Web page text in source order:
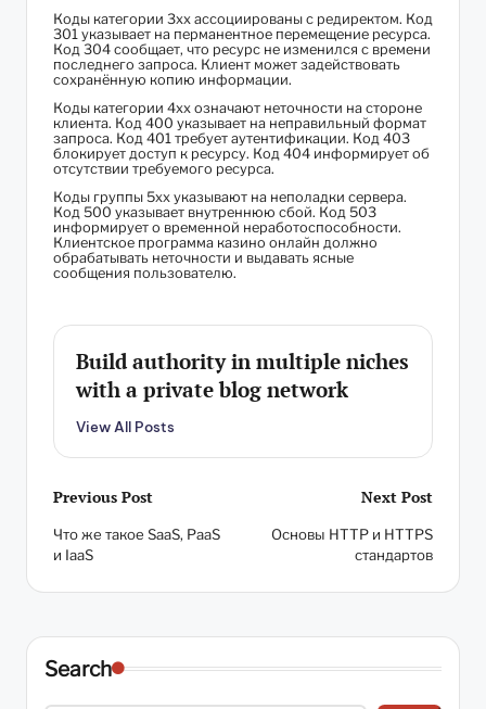
Коды категории 3xx ассоциированы с редиректом. Код
301 указывает на перманентное перемещение ресурса.
Код 304 сообщает, что ресурс не изменился с времени
последнего запроса. Клиент может задействовать
сохранённую копию информации.
Коды категории 4xx означают неточности на стороне
клиента. Код 400 указывает на неправильный формат
запроса. Код 401 требует аутентификации. Код 403
блокирует доступ к ресурсу. Код 404 информирует об
отсутствии требуемого ресурса.
Коды группы 5xx указывают на неполадки сервера.
Код 500 указывает внутреннюю сбой. Код 503
информирует о временной неработоспособности.
Клиентское программа казино онлайн должно
обрабатывать неточности и выдавать ясные
сообщения пользователю.
Build authority in multiple niches
with a private blog network
View All Posts
Post
navigation
Previous Post
Что же такое SaaS, PaaS
и IaaS
Next Post
Основы HTTP и HTTPS
стандартов
Search